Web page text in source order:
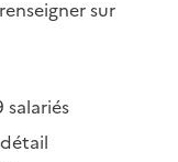
sur
salariés